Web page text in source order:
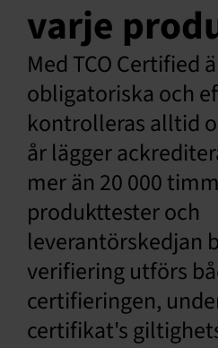
Mitt
Sök
varje
Med TCO Certified
obligatoriska och
kontrolleras alltid
år lägger
mer än 20 000
produkttester och
leverantörskedjan
verifiering utförs
certifieringen,
certifikat's